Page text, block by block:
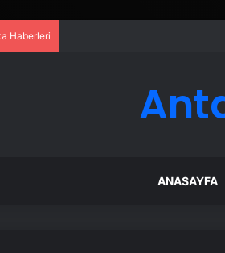
Haberleri
ANASAYFA